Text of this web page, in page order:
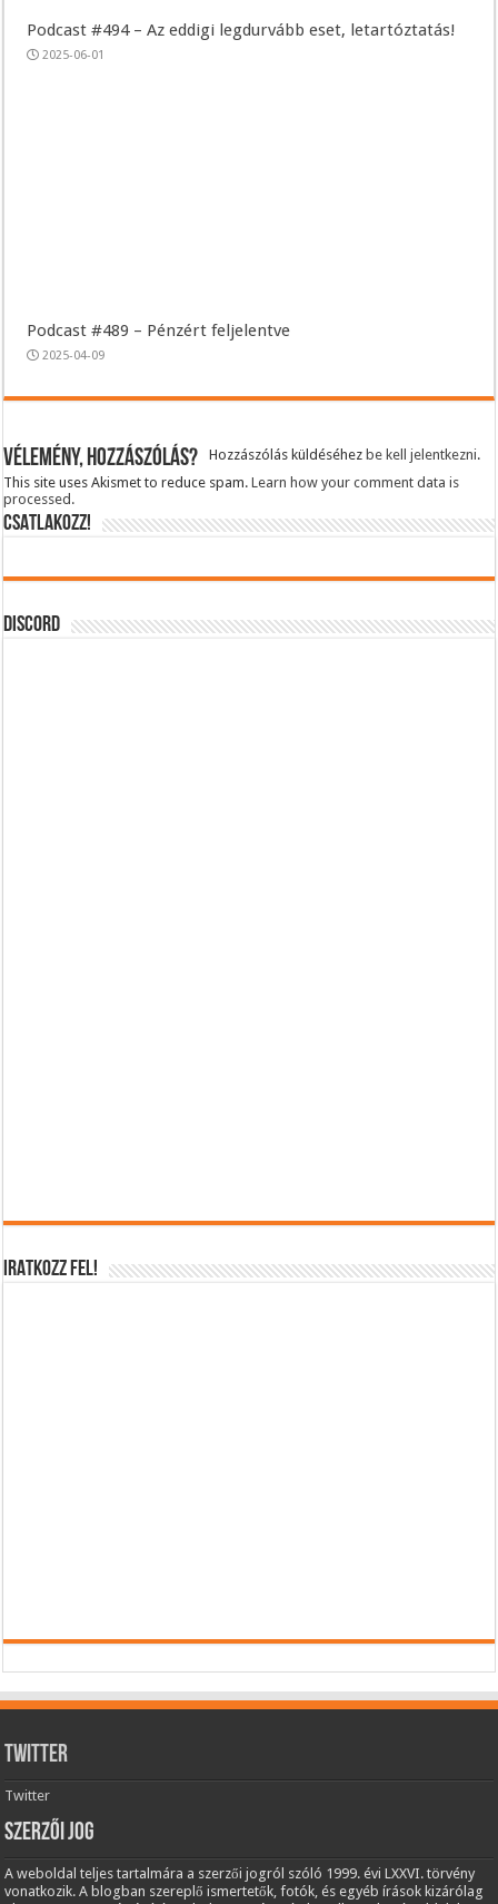
Podcast #494 – Az eddigi legdurvább eset, letartóztatás!
2025-06-01
Podcast #489 – Pénzért feljelentve
2025-04-09
Vélemény, hozzászólás? Hozzászólás küldéséhez be kell jelentkezni.
This site uses Akismet to reduce spam.Learn how your comment data is
processed.
CSATLAKOZZ!
DISCORD
IRATKOZZ FEL!
Twitter
Twitter
Szerzői jog
A weboldal teljes tartalmára a szerzői jogról szóló 1999. évi LXXVI. törvény
vonatkozik. A blogban szereplő ismertetők, fotók, és egyéb írások kizárólag